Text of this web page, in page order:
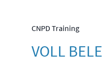
CNPD Training
VOLL